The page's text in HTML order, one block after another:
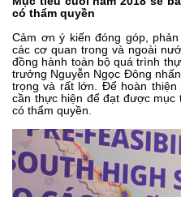
có thẩm quyền
Cảm ơn ý kiến đóng góp,
các cơ quan trong và ngoài
đồng hành toàn bộ quá trình
trưởng Nguyễn Ngọc Đông
trọng và rất lớn. Để hoàn
cần thực hiện để đạt được mục
có thẩm quyền.